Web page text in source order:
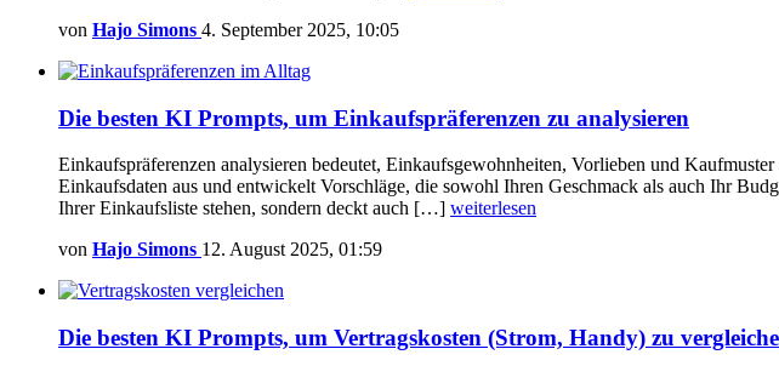
von Hajo Simons 4. September 2025, 10:05
Die besten KI Prompts, um Einkaufspräferenzen zu analysieren
Einkaufspräferenzen analysieren bedeutet, Einkaufsgewohnheiten, Vorlieben und
Einkaufsdaten aus und entwickelt Vorschläge, die sowohl Ihren Geschmack als auch Ihr
Ihrer Einkaufsliste stehen, sondern deckt auch […] weiterlesen
von Hajo Simons 12. August 2025, 01:59
Die besten KI Prompts, um Vertragskosten (Strom, Handy) zu